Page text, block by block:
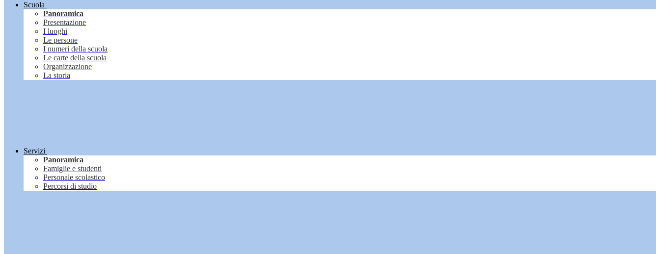
Scuola
Panoramica
Presentazione
I luoghi
Le persone
I numeri della scuola
Le carte della scuola
Organizzazione
La storia
Servizi
Panoramica
Famiglie e studenti
Personale scolastico
Percorsi di studio